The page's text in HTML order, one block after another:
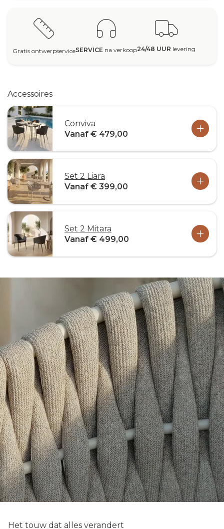
Gratis ontwerpserviceSERVICE na verkoop24/48 UUR levering
Accessoires
Conviva
Vanaf € 479,00
Set 2 Liara
Vanaf € 399,00
Set 2 Mitara
Vanaf € 499,00
Het touw dat alles verandert